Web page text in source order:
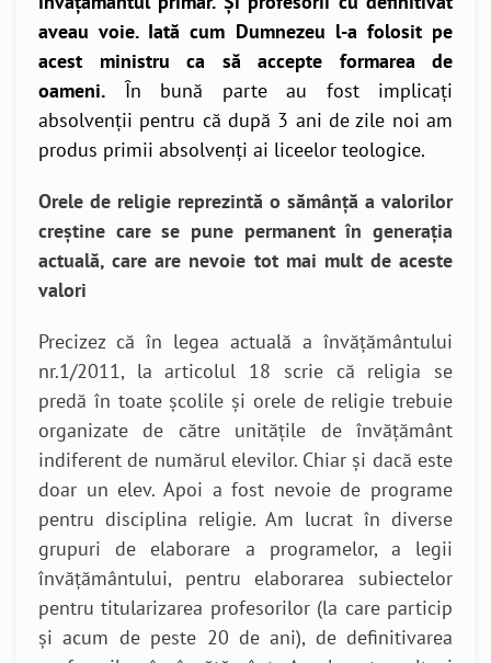
aveau voie. Iată cum Dumnezeu l-a folosit pe
acest ministru ca să accepte formarea de
oameni. În bună parte au fost implicați
absolvenții pentru că după 3 ani de zile noi am
produs primii absolvenți ai liceelor teologice.
Orele de religie reprezintă o sămânță a valorilor
creștine care se pune permanent în generația
actuală, care are nevoie tot mai mult de aceste
valori
Precizez că în legea actuală a învățământului
nr.1/2011, la articolul 18 scrie că religia se
predă în toate școlile și orele de religie trebuie
organizate de către unitățile de învățământ
indiferent de numărul elevilor. Chiar și dacă este
doar un elev. Apoi a fost nevoie de programe
pentru disciplina religie. Am lucrat în diverse
grupuri de elaborare a programelor, a legii
învățământului, pentru elaborarea subiectelor
pentru titularizarea profesorilor (la care particip
și acum de peste 20 de ani), de definitivarea